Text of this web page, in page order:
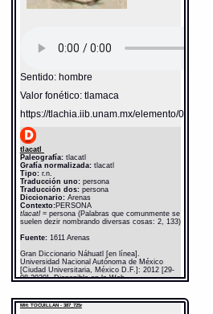
Sentido: hombre
Valor fonético: tlamaca
https://tlachia.iib.unam.mx/elemento/01.01.01
tlacatl
Paleografía:tlacatl
Grafía normalizada:tlacatl
Tipo:r.n.
Traducción uno:persona
Traducción dos:persona
Diccionario: Arenas
Contexto:PERSONA
tlacatl = persona (Palabras que comunmente se
suelen dezir nombrando diversas cosas: 2, 133)
Fuente:1611 Arenas
Gran Diccionario Náhuatl [en línea].
Universidad Nacional Autónoma de México
[Ciudad Universitaria, México D.F.]: 2012 [29-
08-2020]. Disponible en la Web
MH: TOCUILLAN - 387_725r